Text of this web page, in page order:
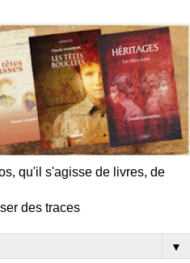
qu'il s'agisse de livres, de
des traces
▼